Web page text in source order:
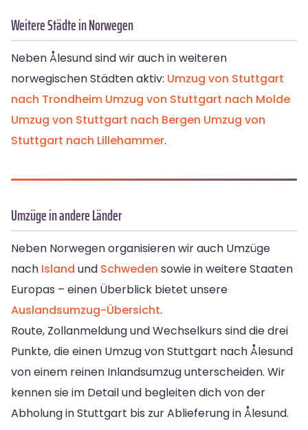
Weitere Städte in Norwegen
Neben Ålesund sind wir auch in weiteren
norwegischen Städten aktiv: Umzug von Stuttgart
nach Trondheim Umzug von Stuttgart nach Molde
Umzug von Stuttgart nach Bergen Umzug von
Stuttgart nach Lillehammer.
Umzüge in andere Länder
Neben Norwegen organisieren wir auch Umzüge
nach Island und Schweden sowie in weitere Staaten
Europas – einen Überblick bietet unsere
Auslandsumzug-Übersicht.
Route, Zollanmeldung und Wechselkurs sind die drei
Punkte, die einen Umzug von Stuttgart nach Ålesund
von einem reinen Inlandsumzug unterscheiden. Wir
kennen sie im Detail und begleiten dich von der
Abholung in Stuttgart bis zur Ablieferung in Ålesund.